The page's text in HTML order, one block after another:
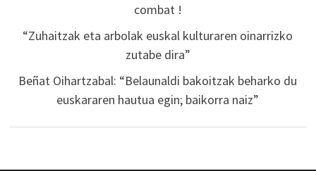
combat !
“Zuhaitzak eta arbolak euskal kulturaren oinarrizko
zutabe dira”
Beñat Oihartzabal: “Belaunaldi bakoitzak beharko du
euskararen hautua egin; baikorra naiz”